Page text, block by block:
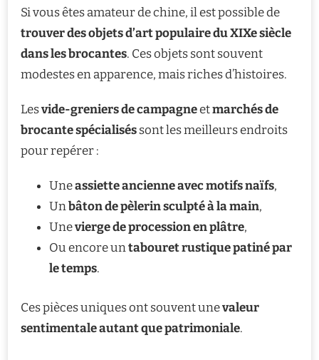
Si vous êtes amateur de chine, il est possible de
trouver des objets d’art populaire du XIXe siècle
dans les brocantes. Ces objets sont souvent
modestes en apparence, mais riches d’histoires.
Lesvide-greniers de campagneetmarchés de
brocante spécialiséssont les meilleurs endroits
pour repérer :
Uneassiette ancienne avec motifs naïfs,
Unbâton de pèlerin sculpté à la main,
Unevierge de procession en plâtre,
Ou encore untabouret rustique patiné par
le temps.
Ces pièces uniques ont souvent unevaleur
sentimentale autant que patrimoniale.